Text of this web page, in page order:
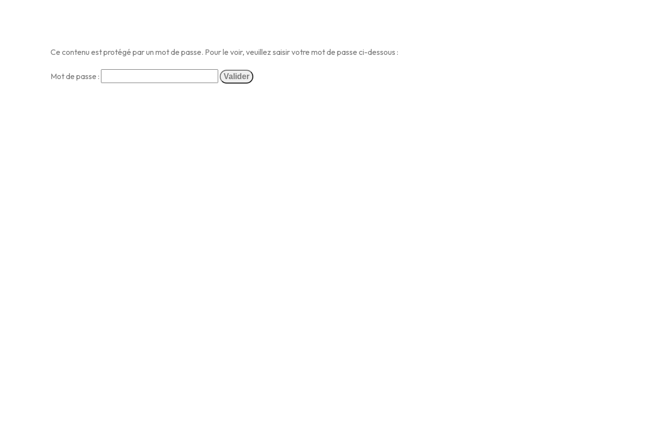
Ce contenu est protégé par un mot de passe. Pour le voir, veuillez saisir votre mot de passe ci-dessous :
Mot de passe :